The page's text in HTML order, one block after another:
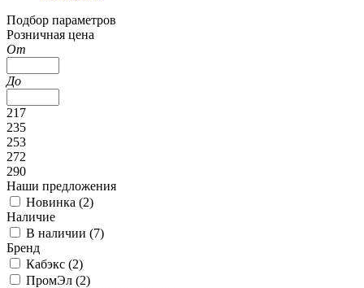
Подбор параметров
Розничная цена
От
До
217
235
253
272
290
Наши предложения
Новинка (2)
Наличие
В наличии (7)
Бренд
Кабэкс (2)
ПромЭл (2)